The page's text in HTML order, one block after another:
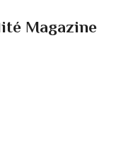
Magazine